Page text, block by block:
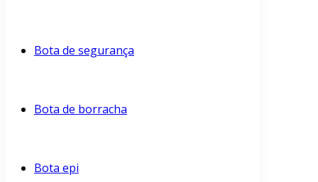
Bota de segurança
Bota de borracha
Bota epi